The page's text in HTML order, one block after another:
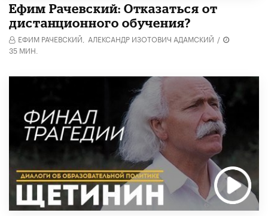
Ефим Рачевский: Отказаться от
дистанционного обучения?
ЕФИМ РАЧЕВСКИЙ, АЛЕКСАНДР ИЗОТОВИЧ АДАМСКИЙ /
35 МИН.